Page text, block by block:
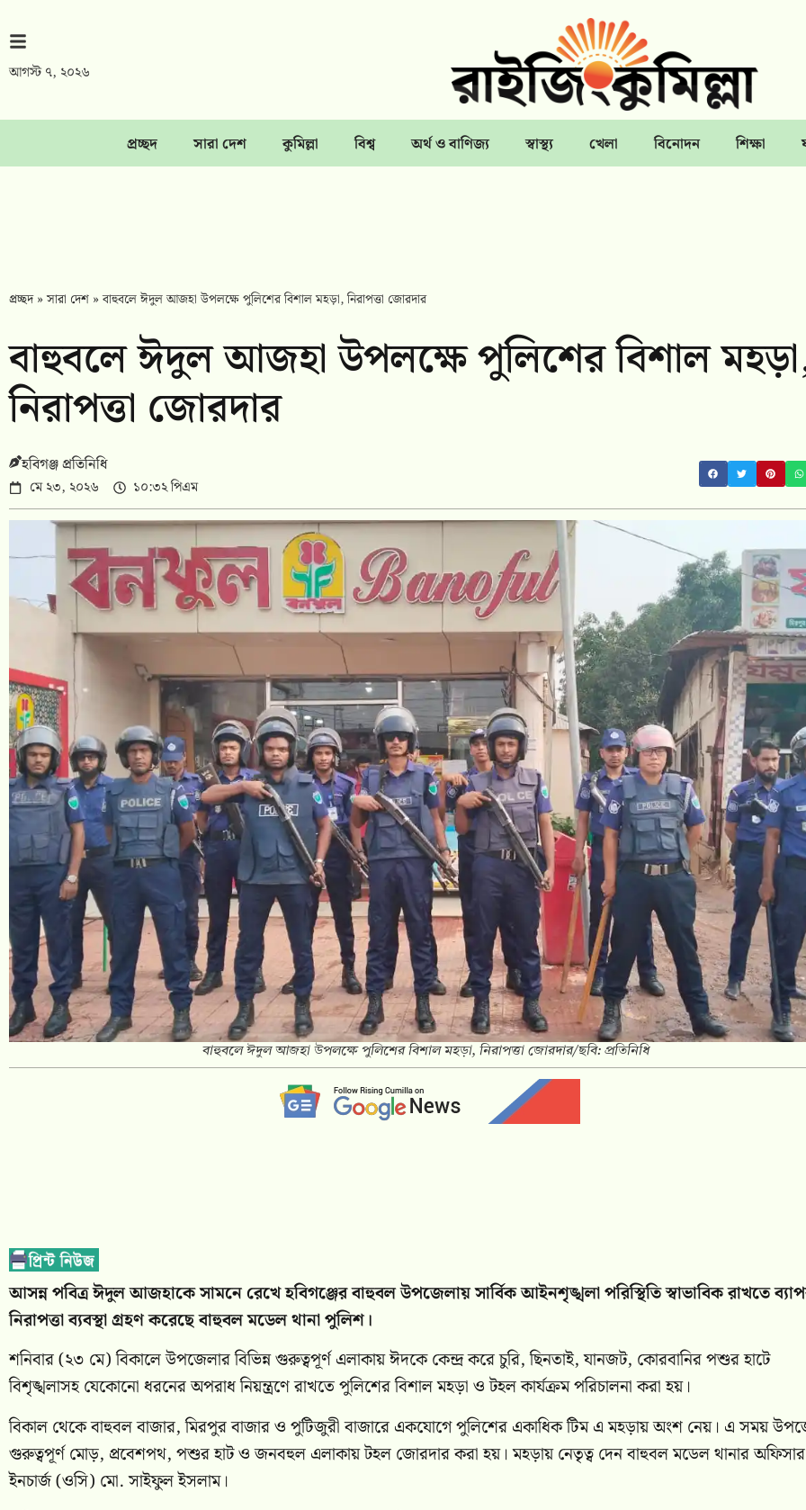
আগস্ট ৭, ২০২৬
প্রচ্ছদ সারা দেশ কুমিল্লা বিশ্ব অর্থ ও বাণিজ্য স্বাস্থ্য খেলা বিনোদন শিক্ষা
প্রচ্ছদ»সারা দেশ »বাহুবলে ঈদুল আজহা উপলক্ষে পুলিশের বিশাল মহড়া, নিরাপত্তা জোরদার
বাহুবলে ঈদুল আজহা উপলক্ষে পুলিশের বিশাল
নিরাপত্তা জোরদার
হবিগঞ্জ প্রতিনিধি
মে ২৩, ২০২৬ ১০:৩২ পিএম
বাহুবলে ঈদুল আজহা উপলক্ষে পুলিশের বিশাল মহড়া, নিরাপত্তা জোরদার/ছবি: প্রতিনিধি
আসন্ন পবিত্র ঈদুল আজহাকে সামনে রেখে হবিগঞ্জের বাহুবল উপজেলায় সার্বিক আইনশৃঙ্খলা পরিস্থিতি স্বাভাবিক রাখতে
নিরাপত্তা ব্যবস্থা গ্রহণ করেছে বাহুবল মডেল থানা পুলিশ।
শনিবার (২৩ মে) বিকালে উপজেলার বিভিন্ন গুরুত্বপূর্ণ এলাকায় ঈদকে কেন্দ্র করে চুরি, ছিনতাই, যানজট, কোরবানির পশুর হাটে
বিশৃঙ্খলাসহ যেকোনো ধরনের অপরাধ নিয়ন্ত্রণে রাখতে পুলিশের বিশাল মহড়া ও টহল কার্যক্রম পরিচালনা করা হয়।
বিকাল থেকে বাহুবল বাজার, মিরপুর বাজার ও পুটিজুরী বাজারে একযোগে পুলিশের একাধিক টিম এ মহড়ায় অংশ নেয়। এ সময়
গুরুত্বপূর্ণ মোড়, প্রবেশপথ, পশুর হাট ও জনবহুল এলাকায় টহল জোরদার করা হয়। মহড়ায় নেতৃত্ব দেন বাহুবল মডেল থানার অফিসার
ইনচার্জ (ওসি) মো. সাইফুল ইসলাম।